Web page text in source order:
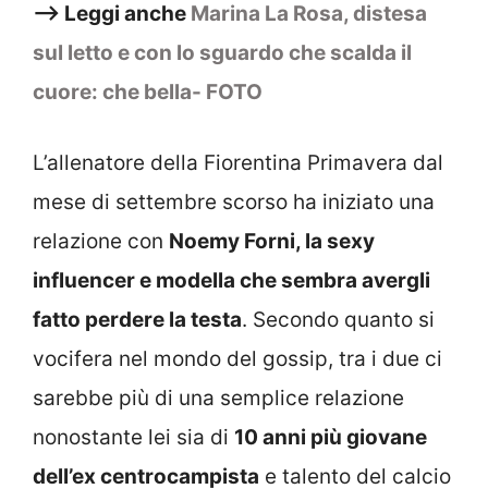
–> Leggi anche Marina La Rosa, distesa
sul letto e con lo sguardo che scalda il
cuore: che bella- FOTO
L’allenatore della Fiorentina Primavera dal
mese di settembre scorso ha iniziato una
relazione con Noemy Forni, la sexy
influencer e modella che sembra avergli
fatto perdere la testa. Secondo quanto si
vocifera nel mondo del gossip, tra i due ci
sarebbe più di una semplice relazione
nonostante lei sia di 10 anni più giovane
dell’ex centrocampista e talento del calcio